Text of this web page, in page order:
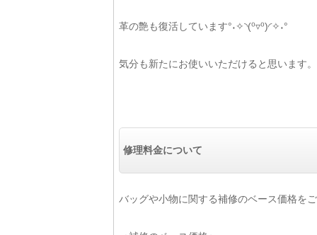
革の艶も復活しています°˖✧◝(⁰▿⁰)◜✧˖°
気分も新たにお使いいただけると思います。
修理料金について
バッグや小物に関する補修のベース価格を